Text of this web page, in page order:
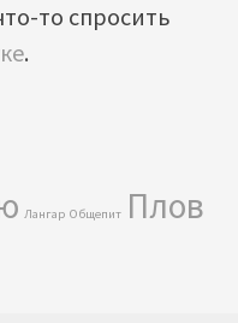
то спросить
.
Лангар Общепит Плов